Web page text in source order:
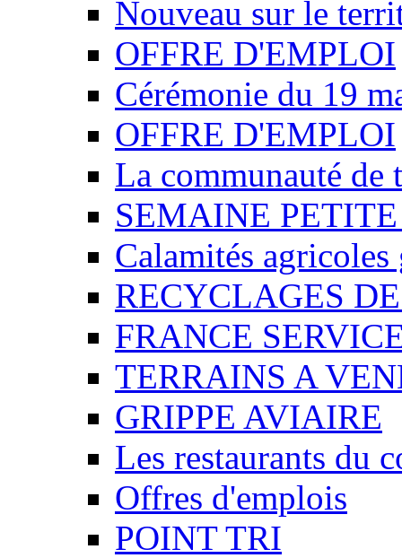
Nouveau sur le
OFFRE D'EMPLOI
Cérémonie du 19
OFFRE D'EMPLOI
La communauté de
SEMAINE
Calamités
RECYCLAGES
FRANCE
TERRAINS A
GRIPPE AVIAIRE
Les restaurants du
Offres d'emplois
POINT TRI